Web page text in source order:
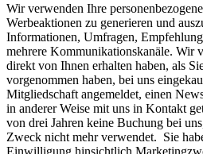
Wir verwenden Ihre
Werbeaktionen zu generieren und
Informationen, Umfragen,
mehrere Kommunikationskanäle. Wir
direkt von Ihnen erhalten haben, als
vorgenommen haben, bei uns
Mitgliedschaft angemeldet, einen
in anderer Weise mit uns in Kontakt
von drei Jahren keine Buchung bei
Zweck nicht mehr verwendet. Sie
Einwilligung hinsichtlich